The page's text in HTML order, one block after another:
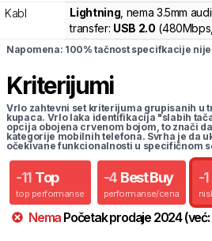
Kabl
Lightning , nema 3.5mm
transfer: USB 2.0 (480Mbps,
Napomena: 100% tačnost specifkacije
Kriterijumi
Vrlo zahtevni set kriterijuma grupisanih u
kupaca. Vrlo laka identifikacija "slabih
opcija obojena crvenom bojom, to znači
kategorije mobilnih telefona. Svrha je da
očekivane funkcionalnosti u specifičnom
-11 Top
top performanse
-4 Best Buy
performanse/cena
-1
Nema Početak prodaje 2024(već: